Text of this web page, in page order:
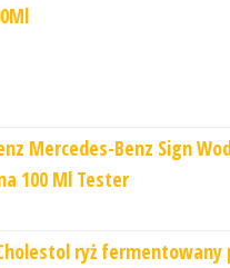
Mercedes-Benz Sign
100 Ml Tester
ryż fermentowany